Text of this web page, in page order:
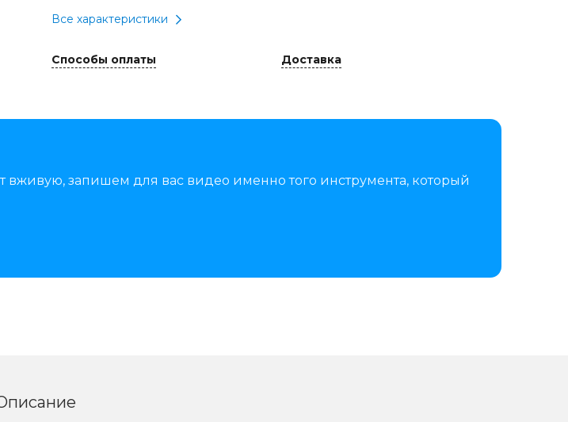
Все характеристики
Способы оплаты Доставка
вживую, запишем для вас видео именно того инструмента, который